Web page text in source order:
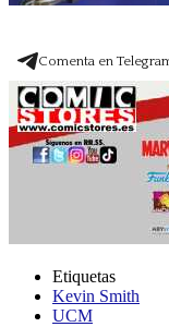
Comenta en
Etiquetas
Kevin Smith
UCM